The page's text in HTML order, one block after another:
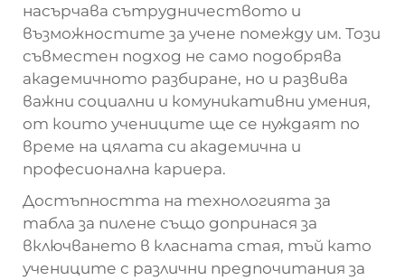
насърчава сътрудничеството и
възможностите за учене помежду им. Този
съвместен подход не само подобрява
академичното разбиране, но и развива
важни социални и комуникативни умения,
от които учениците ще се нуждаят по
време на цялата си академична и
професионална кариера.
Достъпността на технологията за
табла за пилене също допринася за
включването в класната стая, тъй като
учениците с различни предпочитания за